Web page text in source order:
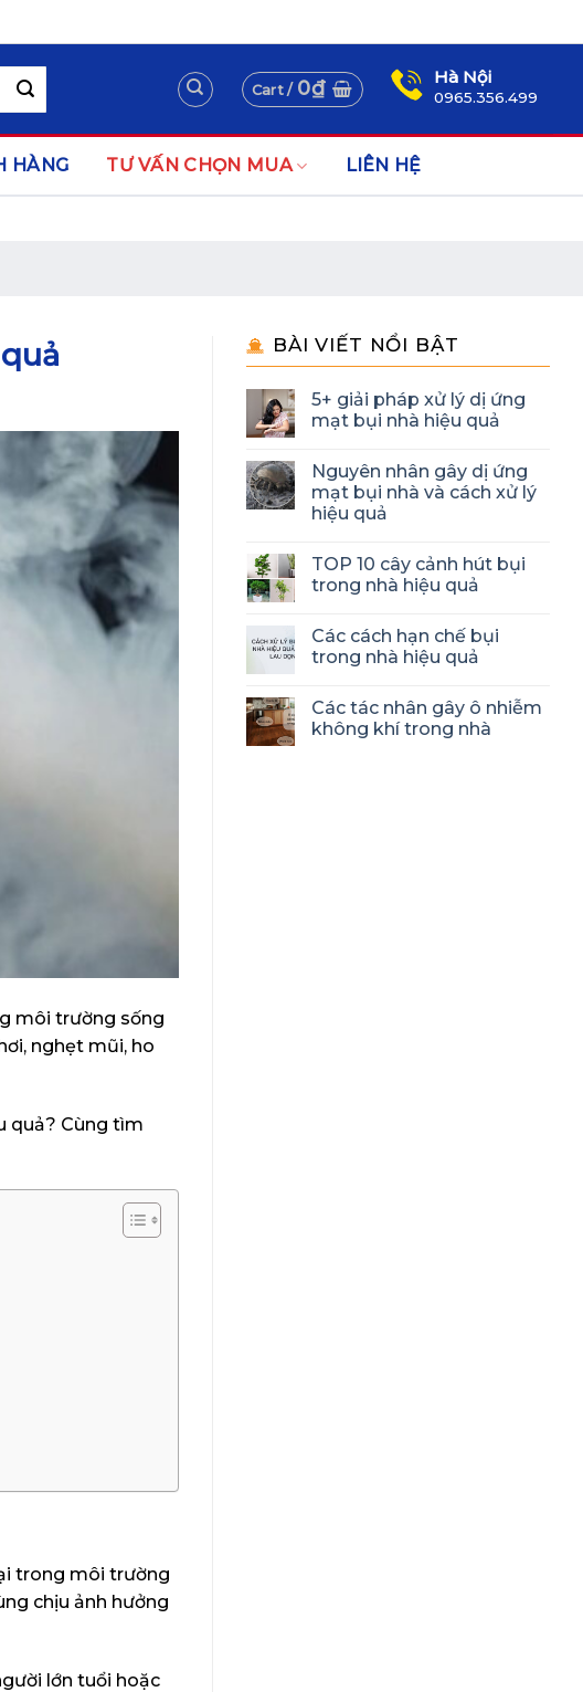
Cart / 0₫ Hà Nội
0965.356.499
HÀNG TƯ VẤN CHỌN MUA LIÊN HỆ
môi trường sống
nghẹt mũi, ho
quả? Cùng tìm
trong môi trường
chịu ảnh hưởng
lớn tuổi hoặc
BÀI VIẾT NỔI BẬT
5+ giải pháp xử lý dị ứng
mạt bụi nhà hiệu quả
Nguyên nhân gây dị ứng
mạt bụi nhà và cách xử lý
hiệu quả
TOP 10 cây cảnh hút bụi
trong nhà hiệu quả
Các cách hạn chế bụi
trong nhà hiệu quả
Các tác nhân gây ô nhiễm
không khí trong nhà